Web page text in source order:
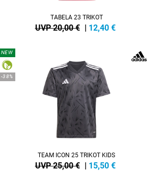
TABELA 23 TRIKOT
UVP 20,00 € | 12,40 €
NEW
-38%
TEAM ICON 25 TRIKOT KIDS
UVP 25,00 € | 15,50 €